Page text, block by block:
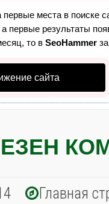
места в поиске
первые результаты
то вSeoHammer
сайта
Главная